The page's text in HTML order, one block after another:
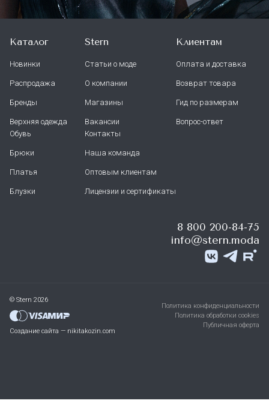
Каталог
Новинки
Распродажа
Бренды
Верхняя одежда
Обувь
Брюки
Платья
Блузки
Stern
Статьи о моде
О компании
Магазины
Вакансии
Контакты
Наша команда
Оптовым клиентам
Лицензии и сертификаты
Клиентам
Оплата и доставка
Возврат товара
Гид по размерам
Вопрос-ответ
8 800 200-84-75
info@stern.moda
© Stern 2026
Создание сайта — nikitakozin.com
Политика конфиденциальности
Политика обработки cookies
Публичная оферта